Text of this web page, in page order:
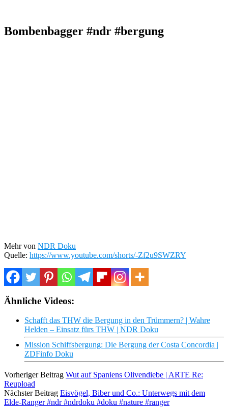
Bombenbagger #ndr #bergung
Mehr von NDR Doku
Quelle: https://www.youtube.com/shorts/-Zf2u9SWZRY
Ähnliche Videos:
Schafft das THW die Bergung in den Trümmern? | Wahre
Helden – Einsatz fürs THW | NDR Doku
Mission Schiffsbergung: Die Bergung der Costa Concordia |
ZDFinfo Doku
Vorheriger Beitrag Wut auf Spaniens Olivendiebe | ARTE Re:
Reupload
Nächster Beitrag Eisvögel, Biber und Co.: Unterwegs mit dem
Elde-Ranger #ndr #ndrdoku #doku #nature #ranger